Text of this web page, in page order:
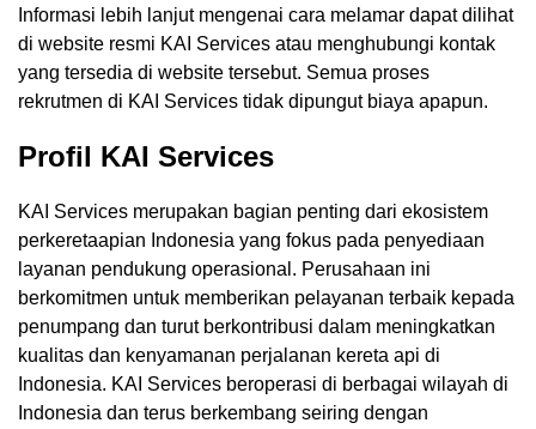
Informasi lebih lanjut mengenai cara melamar dapat dilihat
di website resmi KAI Services atau menghubungi kontak
yang tersedia di website tersebut. Semua proses
rekrutmen di KAI Services tidak dipungut biaya apapun.
Profil KAI Services
KAI Services merupakan bagian penting dari ekosistem
perkeretaapian Indonesia yang fokus pada penyediaan
layanan pendukung operasional. Perusahaan ini
berkomitmen untuk memberikan pelayanan terbaik kepada
penumpang dan turut berkontribusi dalam meningkatkan
kualitas dan kenyamanan perjalanan kereta api di
Indonesia. KAI Services beroperasi di berbagai wilayah di
Indonesia dan terus berkembang seiring dengan